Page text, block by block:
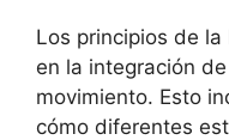
Los principios de
en la integración
movimiento. Esto
cómo diferentes